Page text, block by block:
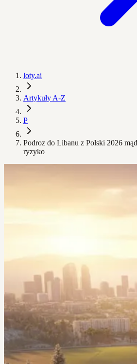
loty.ai
Artykuły A-Z
P
Podroz do Libanu z Polski 2026
ryzyko